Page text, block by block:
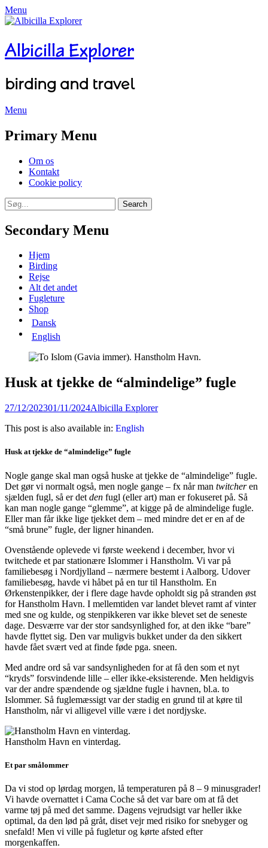
Menu
Albicilla Explorer
birding and travel
Menu
Primary Menu
Skip
content
Om os
Kontakt
Cookie policy
Search
Search
for:
Secondary Menu
Skip
content
Hjem
Birding
Rejse
Alt det andet
Fugleture
Shop
Dansk
English
Husk at tjekke de “almindelige” fugle
Posted
27/12/202301/11/2024Author
Albicilla Explorer
This post is also available in: English
Husk at tjekke de “almindelige” fugle
Nogle gange skal man også huske at tjekke de “almindelige” fugle.
Det gør vi normalt også, men nogle gange – fx når man twitcheren
sjælden fugl, så er det den fugl (eller art) man er fokuseret på. Så
kan man nogle gange “glemme”, at kigge på de almindelige fugle.
Eller man får ikke lige tjekket dem – med mindre det er en af de
“små brune” fugle, der ligner hinanden.
Ovenstående oplevede vi første weekend i december, hvor vi
twitchede et par stationære Islommer i Hanstholm. Vi var på
familiebesøg i Nordjylland – nærmere bestemt i Aalborg. Udover
familiebesøg, havde vi håbet på en tur til Hanstholm. En
Ørkenstenpikker, der i flere dage havde opholdt sig på stranden øst
for Hanstholm Havn. I mellemtiden var landet blevet ramt af vinter
med sne og kulde, og stenpikkeren var ikke blevet set de seneste
dage. Desværre var der stor sandsynlighed for, at den ikke “bare”
havde flyttet sig. Den var muligvis bukket under da den sikkert
havde fået svært ved at finde føde pga. sneen.
Med andre ord så var sandsynligheden for at få den som et nyt
“kryds” forsvindende lille – eller ikke-eksisterende. Men heldigvis
var der andre spændende og sjældne fugle i havnen, bl.a. to
Islommer. Så fuglemæssigt var der stadig en grund til at køre til
Hanstholm, når vi alligevel ville være i det nordjyske.
Hanstholm Havn en vinterdag.
Et par smålommer
Da vi stod op lørdag morgen, lå temperaturen på 8 – 9 minusgrader!
Vi havde overnattet i Cama Coche så det var bare om at få det
varme tøj på med det samme. Dagens vejrudsigt var heller ikke
optimal, da den lød på gråt, diset vejr med risiko for snebyger og
snefald! Men vi ville på fugletur og kørte afsted efter
morgenkaffen.